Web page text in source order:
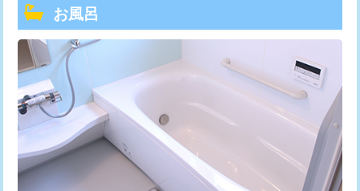
トーラー機使用/3mまで
追加トーラー機使用/3m超え
カメラ調査 33,000円
桝清掃 8,800円
止水・漏水調査・防水処理・清掃・修
理・調整・分解・加工など（軽作業）
お風呂